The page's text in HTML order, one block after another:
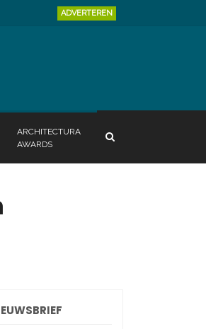
ADVERTEREN
ARCHITECTURA
AWARDS